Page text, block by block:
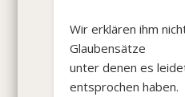
Wir erklären ihm
Glaubensätze
unter denen es
entsprochen haben.